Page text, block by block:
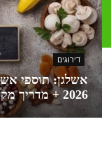
דירוגים
אשלגן: תוספי
2026 + מדריך מקיף